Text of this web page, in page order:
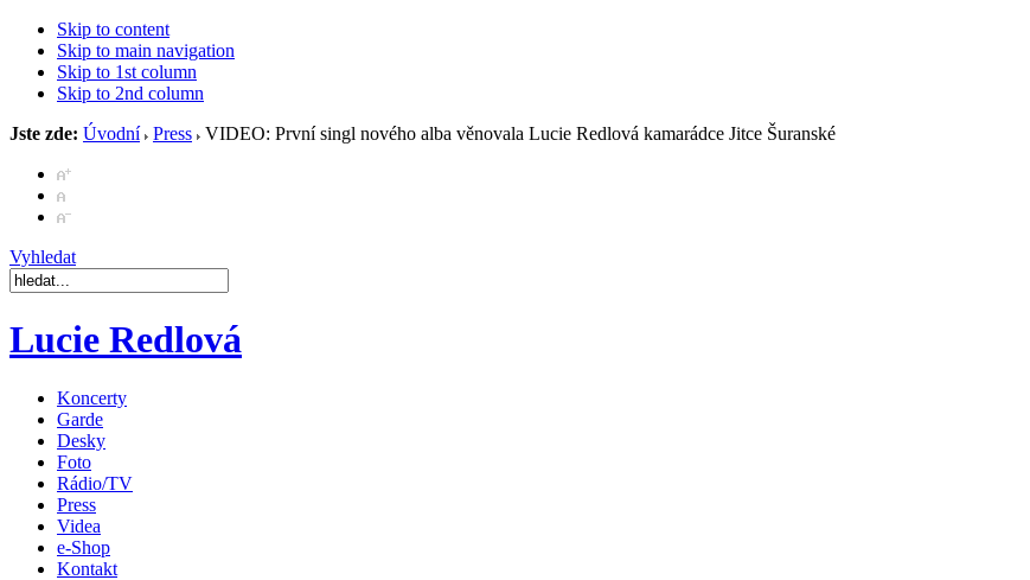
Skip to content
Skip to main navigation
Skip to 1st column
Skip to 2nd column
Jste zde: Úvodní Press VIDEO: První singl nového alba věnovala Lucie Redlová kamarádce Jitce Šuranské
Vyhledat
Lucie Redlová
Koncerty
Garde
Desky
Foto
Rádio/TV
Press
Videa
e-Shop
Kontakt